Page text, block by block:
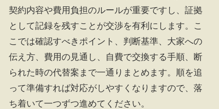
契約内容や費用負担のルールが重要ですし、証拠
として記録を残すことが交渉を有利にします。こ
こでは確認すべきポイント、判断基準、大家への
伝え方、費用の見通し、自費で交換する手順、断
られた時の代替案まで一通りまとめます。順を追
って準備すれば対応がしやすくなりますので、落
ち着いて一つずつ進めてください。